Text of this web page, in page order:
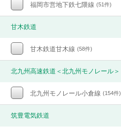
福岡市営地下鉄七隈線 (51件)
甘木鉄道
甘木鉄道甘木線 (58件)
北九州高速鉄道＜北九州モノレール＞
北九州モノレール小倉線 (154件)
筑豊電気鉄道